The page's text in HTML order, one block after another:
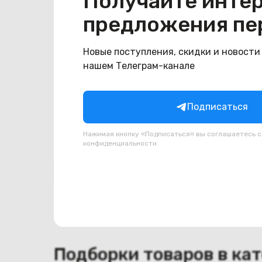
предложения
Новые поступления, скидки и
нашем Телеграм-канале
Подписаться
Нажимая кнопку «Подписаться» вы соглашаетесь
конфиденциальности
Общая информация
Производитель
HP
Состояние
Состояние удовлетворительное
Подборки товаров в